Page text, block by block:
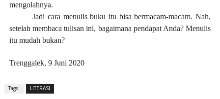
mengolahnya.
Jadi cara menulis buku itu bisa bermacam-macam. Nah,
setelah membaca tulisan ini, bagaimana pendapat Anda? Menulis
itu mudah bukan?
Trenggalek, 9 Juni 2020
Tags : LITERASI